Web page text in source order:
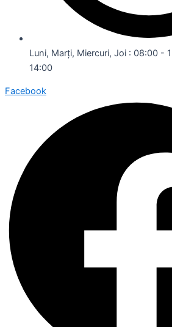
Luni, Marți, Miercuri, Joi : 08:00 -
14:00
Facebook